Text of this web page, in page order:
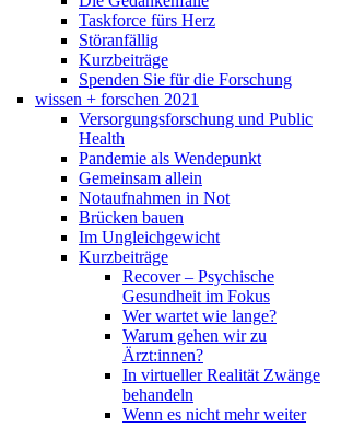
Taskforce fürs Herz
Störanfällig
Kurzbeiträge
Spenden Sie für die Forschung
wissen + forschen 2021
Versorgungsforschung und Public
Health
Pandemie als Wendepunkt
Gemeinsam allein
Notaufnahmen in Not
Brücken bauen
Im Ungleichgewicht
Kurzbeiträge
Recover – Psychische
Gesundheit im Fokus
Wer wartet wie lange?
Warum gehen wir zu
Ärzt:innen?
In virtueller Realität Zwänge
behandeln
Wenn es nicht mehr weiter